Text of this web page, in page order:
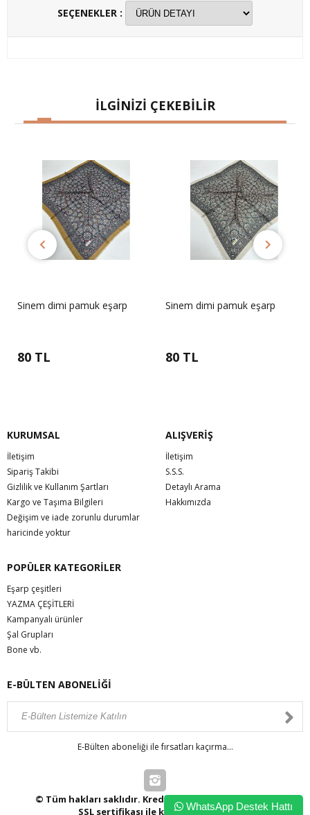
SEÇENEKLER :
İLGİNİZİ ÇEKEBİLİR
Sinem dimi pamuk eşarp
80 TL
Sinem dimi pamuk eşarp
80 TL
KURUMSAL
İletişim
Sipariş Takibi
Gizlilik ve Kullanım Şartları
Kargo ve Taşıma Bilgileri
Değişim ve iade zorunlu durumlar
haricinde yoktur
ALIŞVERİŞ
İletişim
S.S.S.
Detaylı Arama
Hakkımızda
POPÜLER KATEGORİLER
Eşarp çeşitleri
YAZMA ÇEŞİTLERİ
Kampanyalı ürünler
Şal Grupları
Bone vb.
E-BÜLTEN ABONELİĞİ
E-Bülten aboneliği ile fırsatları kaçırma...
© Tüm hakları saklıdır. Kredi kartı bilgileriniz 256bit
SSL sertifikası ile korunmaktadır.WhatsApp Destek Hattı